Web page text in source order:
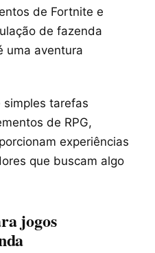
de Fortnite e
de fazenda
uma aventura
simples tarefas
de RPG,
experiências
que buscam algo
jogos